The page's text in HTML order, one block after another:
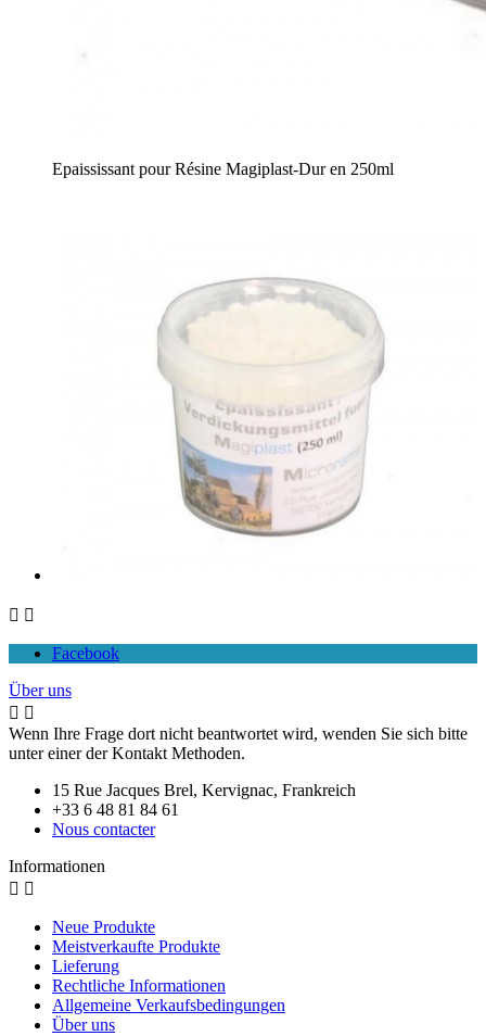
Epaississant pour Résine Magiplast-Dur en 250ml
 
Facebook
Über uns
 
Wenn Ihre Frage dort nicht beantwortet wird, wenden Sie sich bitte
unter einer der Kontakt Methoden.
15 Rue Jacques Brel, Kervignac, Frankreich
+33 6 48 81 84 61
Nous contacter
Informationen
 
Neue Produkte
Meistverkaufte Produkte
Lieferung
Rechtliche Informationen
Allgemeine Verkaufsbedingungen
Über uns